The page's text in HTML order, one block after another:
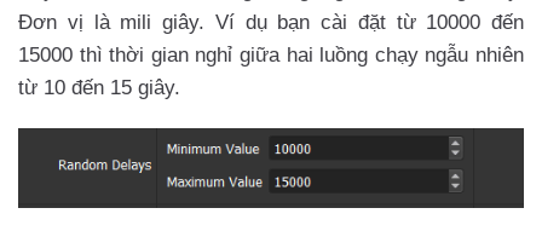
Đơn vị là mili giây. Ví dụ bạn cài đặt từ 10000 đến
15000 thì thời gian nghỉ giữa hai luồng chạy ngẫu nhiên
từ 10 đến 15 giây.